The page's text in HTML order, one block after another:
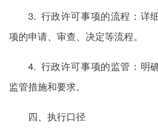
3. 行政许可事项的流程：详
项的申请、审查、决定等流程。
4. 行政许可事项的监管：明
监管措施和要求。
四、执行口径